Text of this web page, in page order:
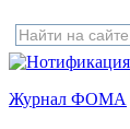
Журнал ФОМА